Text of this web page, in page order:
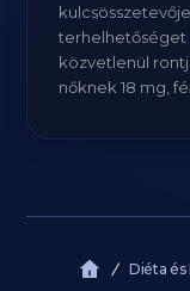
terhelhetőséget
közvetlenül
nőknek 18 mg,
Diéta és